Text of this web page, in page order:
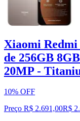
Xiaomi
de 256GB
20MP -
10% OFF
Preço R$ 2.691,00R$